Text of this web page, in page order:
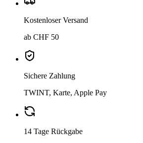
Kostenloser Versand
ab CHF 50
Sichere Zahlung
TWINT, Karte, Apple Pay
14 Tage Rückgabe